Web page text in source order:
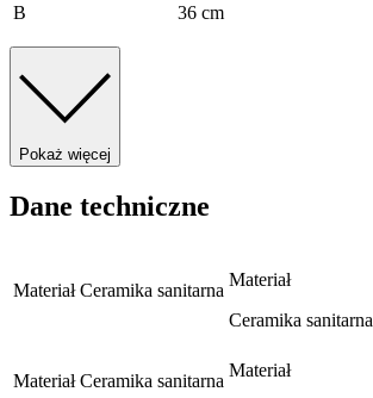
B 36 cm
Pokaż więcej
Dane techniczne
Materiał Ceramika sanitarna
Materiał
Ceramika sanitarna
Materiał Ceramika sanitarna
Materiał